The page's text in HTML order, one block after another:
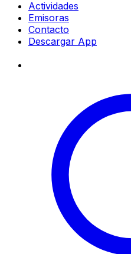
Actividades
Emisoras
Contacto
Descargar App